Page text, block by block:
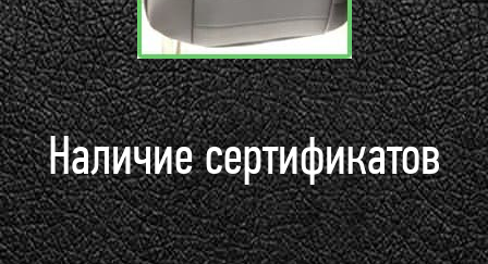
Наличие сертификатов